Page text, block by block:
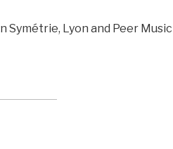
Symétrie, Lyon and Peer Music